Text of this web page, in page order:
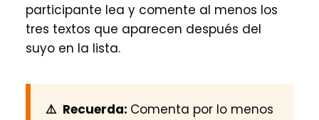
participante lea y comente al menos los
tres textos que aparecen después del
suyo en la lista.
⚠️ Recuerda: Comenta por lo menos